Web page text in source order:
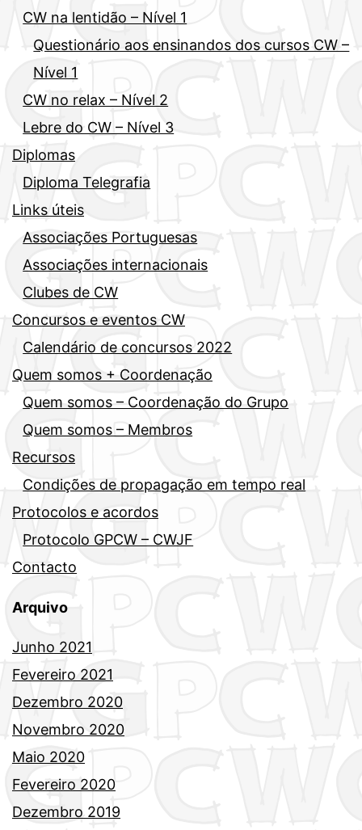
CW na lentidão – Nível 1
Questionário aos ensinandos dos cursos CW –
Nível 1
CW no relax – Nível 2
Lebre do CW – Nível 3
Diplomas
Diploma Telegrafia
Links úteis
Associações Portuguesas
Associações internacionais
Clubes de CW
Concursos e eventos CW
Calendário de concursos 2022
Quem somos + Coordenação
Quem somos – Coordenação do Grupo
Quem somos – Membros
Recursos
Condições de propagação em tempo real
Protocolos e acordos
Protocolo GPCW – CWJF
Contacto
Arquivo
Junho 2021
Fevereiro 2021
Dezembro 2020
Novembro 2020
Maio 2020
Fevereiro 2020
Dezembro 2019